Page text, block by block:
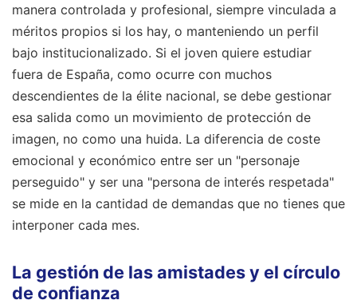
manera controlada y profesional, siempre vinculada a
méritos propios si los hay, o manteniendo un perfil
bajo institucionalizado. Si el joven quiere estudiar
fuera de España, como ocurre con muchos
descendientes de la élite nacional, se debe gestionar
esa salida como un movimiento de protección de
imagen, no como una huida. La diferencia de coste
emocional y económico entre ser un "personaje
perseguido" y ser una "persona de interés respetada"
se mide en la cantidad de demandas que no tienes que
interponer cada mes.
La gestión de las amistades y el círculo
de confianza